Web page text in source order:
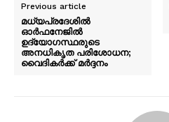
Previous article
മധ്യപ്രദേശില്‍
ഓർഫനേജിൽ
ഉദ്യോഗസ്ഥരുടെ
അനധികൃത പരിശോധന;
വൈദികര്‍ക്ക് മര്‍ദ്ദനം